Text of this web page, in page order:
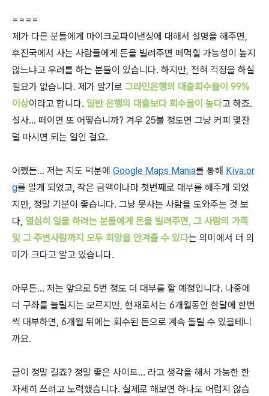
====
제가 다른 분들에게 마이크로파이낸싱에 대해서 설명을 해주면,
후진국에서 사는 사람들에게 돈을 빌려주면 떼먹힐 가능성이 높지
않느냐고 우려를 하는 분들이 있습니다. 하지만, 전혀 걱정을 하실
필요가 없습니다. 제가 알기로 그라민은행의 대출회수율이 99%
이상이라고 합니다. 일반 은행의 대출보다 회수율이 높다고 하죠.
설사... 떼이면 또 어떻습니까? 겨우 25불 정도면 그냥 커피 몇잔
덜 마시면 되는 일인 걸요.
어쨌든... 저는 지도 덕분에 Google Maps Mania를 통해 Kiva.or
g를 알게 되었고, 작은 금액이나마 첫번째로 대부를 해주게 되었
지만, 정말 기분이 좋습니다. 그냥 못사는 사람을 도와주는 것 보
다, 열심히 일을 하려는 분들에게 돈을 빌려주면, 그 사람의 가족
및 그 주변사람까지 모두 희망을 안겨줄 수 있다는 의미에서 더 의
미가 크다고 알고 있습니다.
아무튼... 저는 앞으로 5번 정도 더 대부를 할 예정입니다. 나중에
더 구좌를 늘릴지는 모르지만, 현재로서는 6개월동안 한달에 한번
씩 대부하면, 6개월 뒤에는 회수된 돈으로 계속 돌릴 수 있을테니
까요.
글이 정말 길죠? 정말 좋은 사이트... 라고 생각을 해서 가능한 한
자세히 쓰려고 노력했습니다. 실제로 해보면 하나도 어렵지 않습